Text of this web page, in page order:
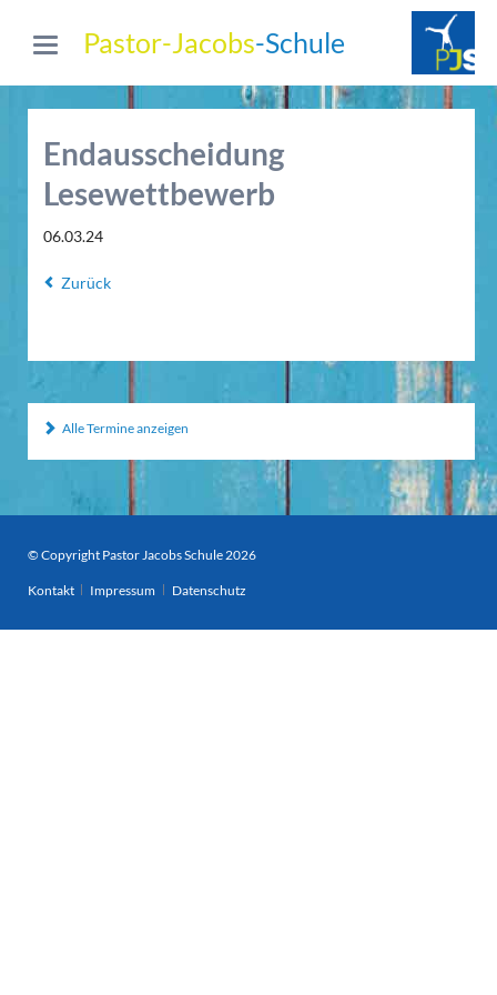
Pastor-Jacobs-Schule
Endausscheidung
Lesewettbewerb
06.03.24
Zurück
Alle Termine anzeigen
© Copyright Pastor Jacobs Schule 2026
Navigation
Kontakt Impressum Datenschutz